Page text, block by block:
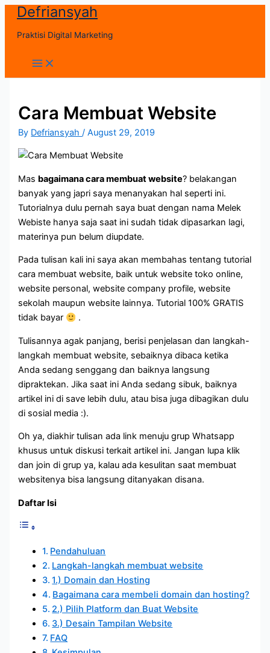
Skip
content
Defriansyah
Praktisi Digital Marketing
Main
Menu
Cara Membuat Website
By Defriansyah/August 29, 2019
Mas bagaimana cara membuat website? belakangan
banyak yang japri saya menanyakan hal seperti ini.
Tutorialnya dulu pernah saya buat dengan nama Melek
Webiste hanya saja saat ini sudah tidak dipasarkan lagi,
materinya pun belum diupdate.
Pada tulisan kali ini saya akan membahas tentang tutorial
cara membuat website, baik untuk website toko online,
website personal, website company profile, website
sekolah maupun website lainnya. Tutorial 100% GRATIS
tidak bayar
.
Tulisannya agak panjang, berisi penjelasan dan langkah-
langkah membuat website, sebaiknya dibaca ketika
Anda sedang senggang dan baiknya langsung
dipraktekan. Jika saat ini Anda sedang sibuk, baiknya
artikel ini di save lebih dulu, atau bisa juga dibagikan dulu
di sosial media :).
Oh ya, diakhir tulisan ada link menuju grup Whatsapp
khusus untuk diskusi terkait artikel ini. Jangan lupa klik
dan join di grup ya, kalau ada kesulitan saat membuat
websitenya bisa langsung ditanyakan disana.
Daftar Isi
Pendahuluan
Langkah-langkah membuat website
1.) Domain dan Hosting
Bagaimana cara membeli domain dan hosting?
2.) Pilih Platform dan Buat Website
3.) Desain Tampilan Website
FAQ